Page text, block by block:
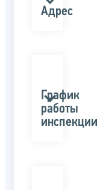
Адрес
График
работы
инспекции